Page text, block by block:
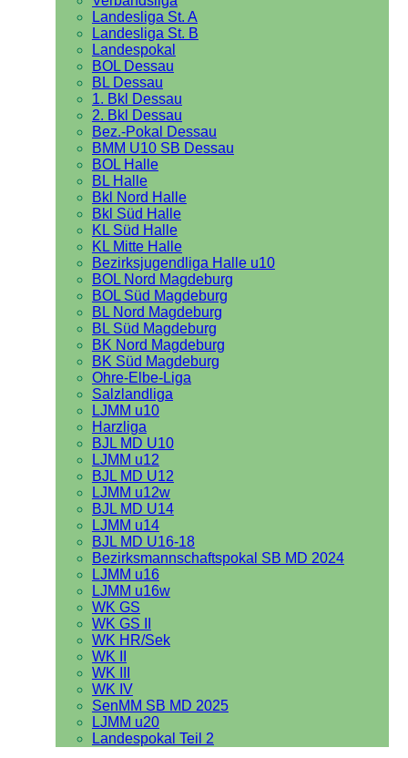
Landesliga St. A
Landesliga St. B
Landespokal
BOL Dessau
BL Dessau
1. Bkl Dessau
2. Bkl Dessau
Bez.-Pokal Dessau
BMM U10 SB Dessau
BOL Halle
BL Halle
Bkl Nord Halle
Bkl Süd Halle
KL Süd Halle
KL Mitte Halle
Bezirksjugendliga Halle u10
BOL Nord Magdeburg
BOL Süd Magdeburg
BL Nord Magdeburg
BL Süd Magdeburg
BK Nord Magdeburg
BK Süd Magdeburg
Ohre-Elbe-Liga
Salzlandliga
LJMM u10
Harzliga
BJL MD U10
LJMM u12
BJL MD U12
LJMM u12w
BJL MD U14
LJMM u14
BJL MD U16-18
Bezirksmannschaftspokal SB MD 2024
LJMM u16
LJMM u16w
WK GS
WK GS II
WK HR/Sek
WK II
WK III
WK IV
SenMM SB MD 2025
LJMM u20
Landespokal Teil 2